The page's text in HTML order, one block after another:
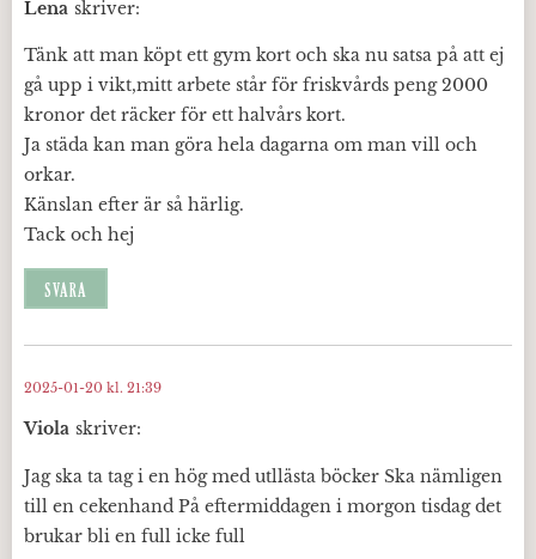
Lena skriver:
Tänk att man köpt ett gym kort och ska nu satsa på att ej
gå upp i vikt,mitt arbete står för friskvårds peng 2000
kronor det räcker för ett halvårs kort.
Ja städa kan man göra hela dagarna om man vill och
orkar.
Känslan efter är så härlig.
Tack och hej
SVARA
Viola skriver:
2025-01-20 kl. 21:39
Jag ska ta tag i en hög med utllästa böcker Ska nämligen
till en cekenhand På eftermiddagen i morgon tisdag det
brukar bli en full icke full